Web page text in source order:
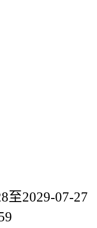
至2029-07-27